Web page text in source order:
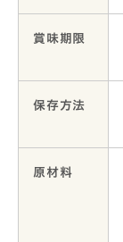
賞味期限
保存方法
原材料